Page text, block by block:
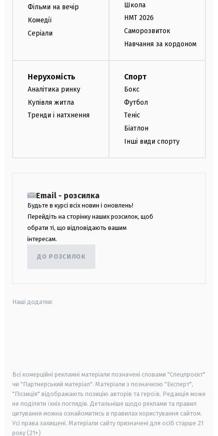
Фільми на вечір
Комедії
Серіали
Школа
НМТ 2026
Саморозвиток
Навчання за кордоном
Нерухомість
Аналітика ринку
Купівля житла
Тренди і натхнення
Спорт
Бокс
Футбол
Теніс
Біатлон
Інші види спорту
Email - розсилка
Будьте в курсі всіх новин і оновлень!
Перейдіть на сторінку наших розсилок, щоб
обрати ті, що відповідають вашим
інтересам.
ДО РОЗСИЛОК
Наші додатки:
Всі комерційні рекламні матеріали позначені словами "Спецпроєкт"
чи "Партнерський матеріал". Матеріали з позначкою "Експерт",
"Позиція" відображають позицію авторів та героїв. Редакція може
не поділяти їхніх поглядів. Детальніше щодо реклами та правил
цитування можна ознайомитись в правилах користування сайтом.
Усі права захищені. Матеріали сайту призначені для осіб старше 21
року (21+)